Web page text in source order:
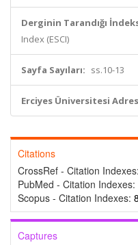
Derginin Tarandığı
Index (ESCI)
Sayfa Sayıları: ss.10-13
Erciyes Üniversitesi
Citations
CrossRef - Citation Indexes:
PubMed - Citation Indexes:
Scopus - Citation Indexes: 8
Captures